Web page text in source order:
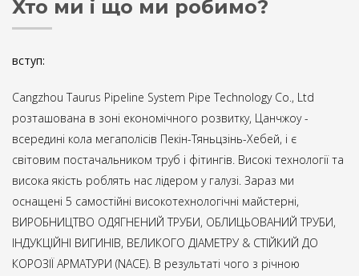
Хто ми і що ми робимо?
вступ:
Cangzhou Taurus Pipeline System Pipe Technology Co., Ltd
розташована в зоні економічного розвитку, Цанчжоу -
всередині кола мегаполісів Пекін-Тяньцзінь-Хебей, і є
світовим постачальником труб і фітингів. Високі технології та
висока якість роблять нас лідером у галузі. Зараз ми
оснащені 5 самостійні високотехнологічні майстерні,
ВИРОБНИЦТВО ОДЯГНЕНИЙ ТРУБИ, ОБЛИЦЬОВАНИЙ ТРУБИ,
ІНДУКЦІЙНІ ВИГИНІВ, ВЕЛИКОГО ДІАМЕТРУ & СТІЙКИЙ ДО
КОРОЗІЇ АРМАТУРИ (NACE). В результаті чого з річною